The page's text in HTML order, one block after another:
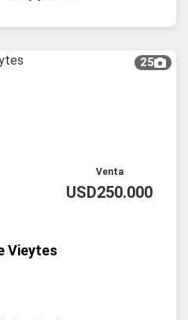
25
Venta
USD250.000
Vieytes